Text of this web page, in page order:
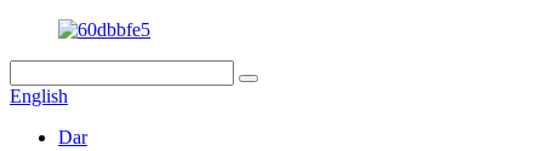
English
Dar